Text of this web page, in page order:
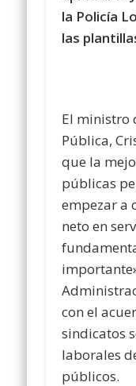
la Policía
las
El ministro
Pública,
que la
públicas
empezar a
neto en
con el
sindicatos
laborales
públicos.